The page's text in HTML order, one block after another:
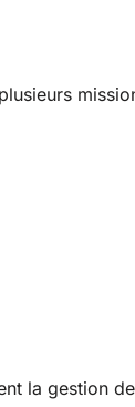
la gestion